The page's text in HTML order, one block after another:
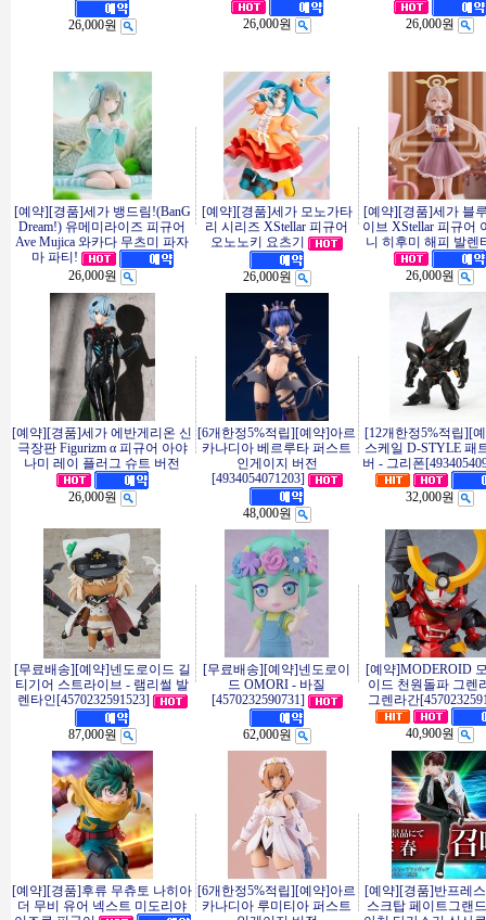
26,000원 26,000원 26,000원
[예약][경품]세가 뱅드림!(BanG
Dream!) 유메미라이즈 피규어
Ave Mujica 와카다 무츠미 파자
마 파티!
26,000원
[예약][경품]세가 모노가타
리 시리즈 XStellar 피규어
오노노키 요츠기
26,000원
[예약][경품]세가 블
이브 XStellar 피규어
니 히후미 해피 발렌
26,000원
[예약][경품]세가 에반게리온 신
극장판 Figurizm α 피규어 아야
나미 레이 플러그 슈트 버전
26,000원
[6개한정5%적립][예약]아르
카나디아 베르루타 퍼스트
인게이지 버전
[4934054071203]
48,000원
[12개한정5%적립][
스케일 D-STYLE 패
버 - 그리폰
32,000원
[무료배송][예약]넨도로이드 길
티기어 스트라이브 - 램리썰 발
렌타인[4570232591523]
87,000원
[무료배송][예약]넨도로이
드 OMORI - 바질
[4570232590731]
62,000원
[예약]MODEROID
이드 천원돌파 그렌
그렌라간
40,900원
[예약][경품]후류 무츄토 나히아
더 무비 유어 넥스트 미도리야
[6개한정5%적립][예약]아르
카나디아 루미티아 퍼스트
[예약][경품]반프레
스크탑 페이트그랜